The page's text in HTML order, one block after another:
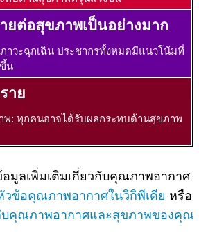
ยต่อสุขภาพเป็นอย่างมาก
าวะฉุกเฉิน ประชากรทั้งหมดมีแนวโน้มที่
น
าย
พ: ทุกคนอาจได้รับผลกระทบด้านสุขภาพ
มูลเพิ่มเติมเกี่ยวกับคุณภาพอากาศ
วข้อคุณภาพอากาศในวิกิพีเดีย หรือ
บคุณภาพอากาศและสุขภาพของคุณ